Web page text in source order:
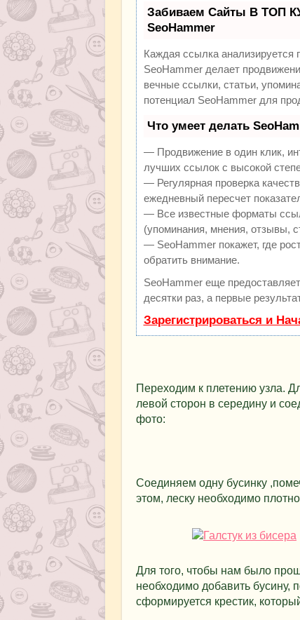
Забиваем Сайты В ТОП
SeoHammer
Каждая ссылка анализируется
SeoHammer делает
вечные ссылки, статьи,
потенциал SeoHammer для
Что умеет делать
— Продвижение в один клик,
лучших ссылок с высокой
— Регулярная проверка
ежедневный пересчет
— Все известные форматы
(упоминания, мнения, отзывы,
— SeoHammer покажет, где
обратить внимание.
SeoHammer еще
десятки раз, а первые
Зарегистрироваться и
Переходим к плетению узла.
левой сторон в середину и
фото:
Соединяем одну бусинку
этом, леску необходимо плотно
Для того, чтобы нам было
необходимо добавить
сформируется крестик,